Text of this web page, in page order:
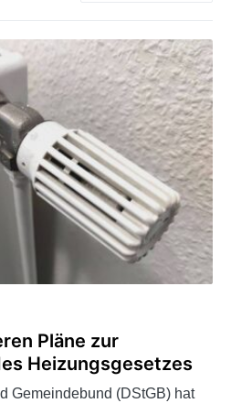
Pläne zur
Heizungsgesetzes
Gemeindebund (DStGB) hat